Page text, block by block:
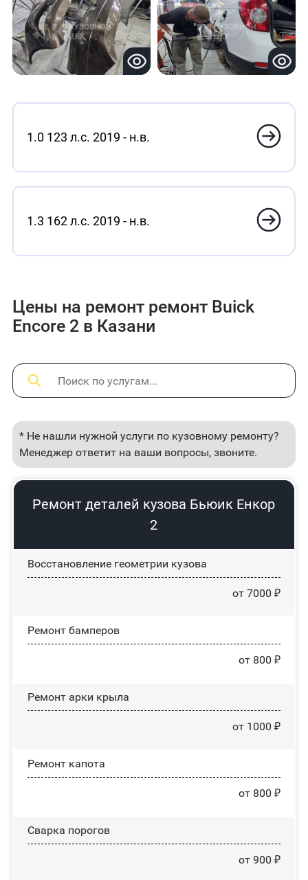
1.0 123 л.с. 2019 - н.в.
1.3 162 л.с. 2019 - н.в.
Цены на ремонт ремонт Buick
Encore 2 в Казани
* Не нашли нужной услуги по кузовному ремонту?
Менеджер ответит на ваши вопросы, звоните.
Ремонт деталей кузова Бьюик Енкор
2
Восстановление геометрии кузова
от 7000 ₽
Ремонт бамперов
от 800 ₽
Ремонт арки крыла
от 1000 ₽
Ремонт капота
от 800 ₽
Сварка порогов
от 900 ₽